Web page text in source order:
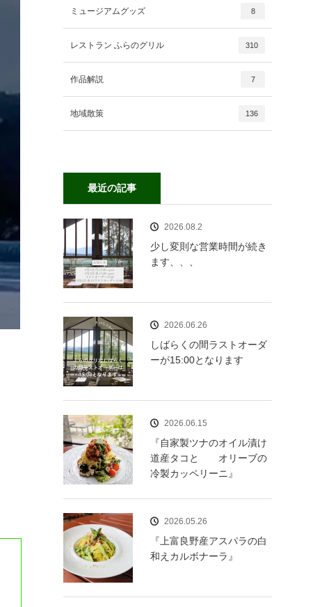
ミュージアムグッズ 8
レストラン ふらのグリル 310
作品解説 7
地域散策 136
最近の記事
2026.08.2
少し変則な営業時間が続き
ます、、、
2026.06.26
しばらくの間ラストオーダ
ーが15:00となります
2026.06.15
『自家製ツナのオイル漬け
道産タコと オリーブの
冷製カッペリーニ』
2026.05.26
『上富良野産アスパラの白
和えカルボナーラ』